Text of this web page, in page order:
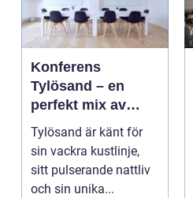
Konferens
Tylösand – en
perfekt mix av
affär och nöje
Tylösand är känt för
sin vackra kustlinje,
sitt pulserande nattliv
och sin unika...